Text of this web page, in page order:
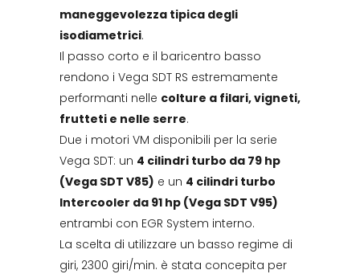
maneggevolezza tipica degli
isodiametrici.
Il passo corto e il baricentro basso
rendono i Vega SDT RS estremamente
performanti nelle colture a filari, vigneti,
frutteti e nelle serre.
Due i motori VM disponibili per la serie
Vega SDT: un 4 cilindri turbo da 79 hp
(Vega SDT V85) e un 4 cilindri turbo
Intercooler da 91 hp (Vega SDT V95)
entrambi con EGR System interno.
La scelta di utilizzare un basso regime di
giri, 2300 giri/min. è stata concepita per